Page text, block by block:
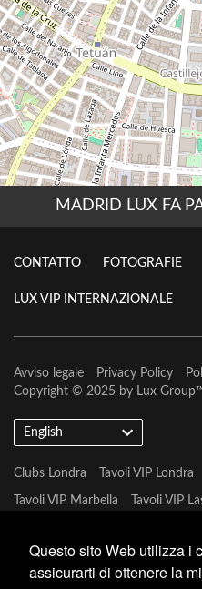
Questo sito Web utilizza i
assicurarti di ottenere la
MADRID LUX FA
CONTATTO FOTOGRAFIE
LUX VIP INTERNAZIONALE
Avviso legale Privacy Policy
Copyright © 2025 by Lux Group
English
Clubs Londra Tavoli VIP Londra
Tavoli VIP Marbella Tavoli VIP